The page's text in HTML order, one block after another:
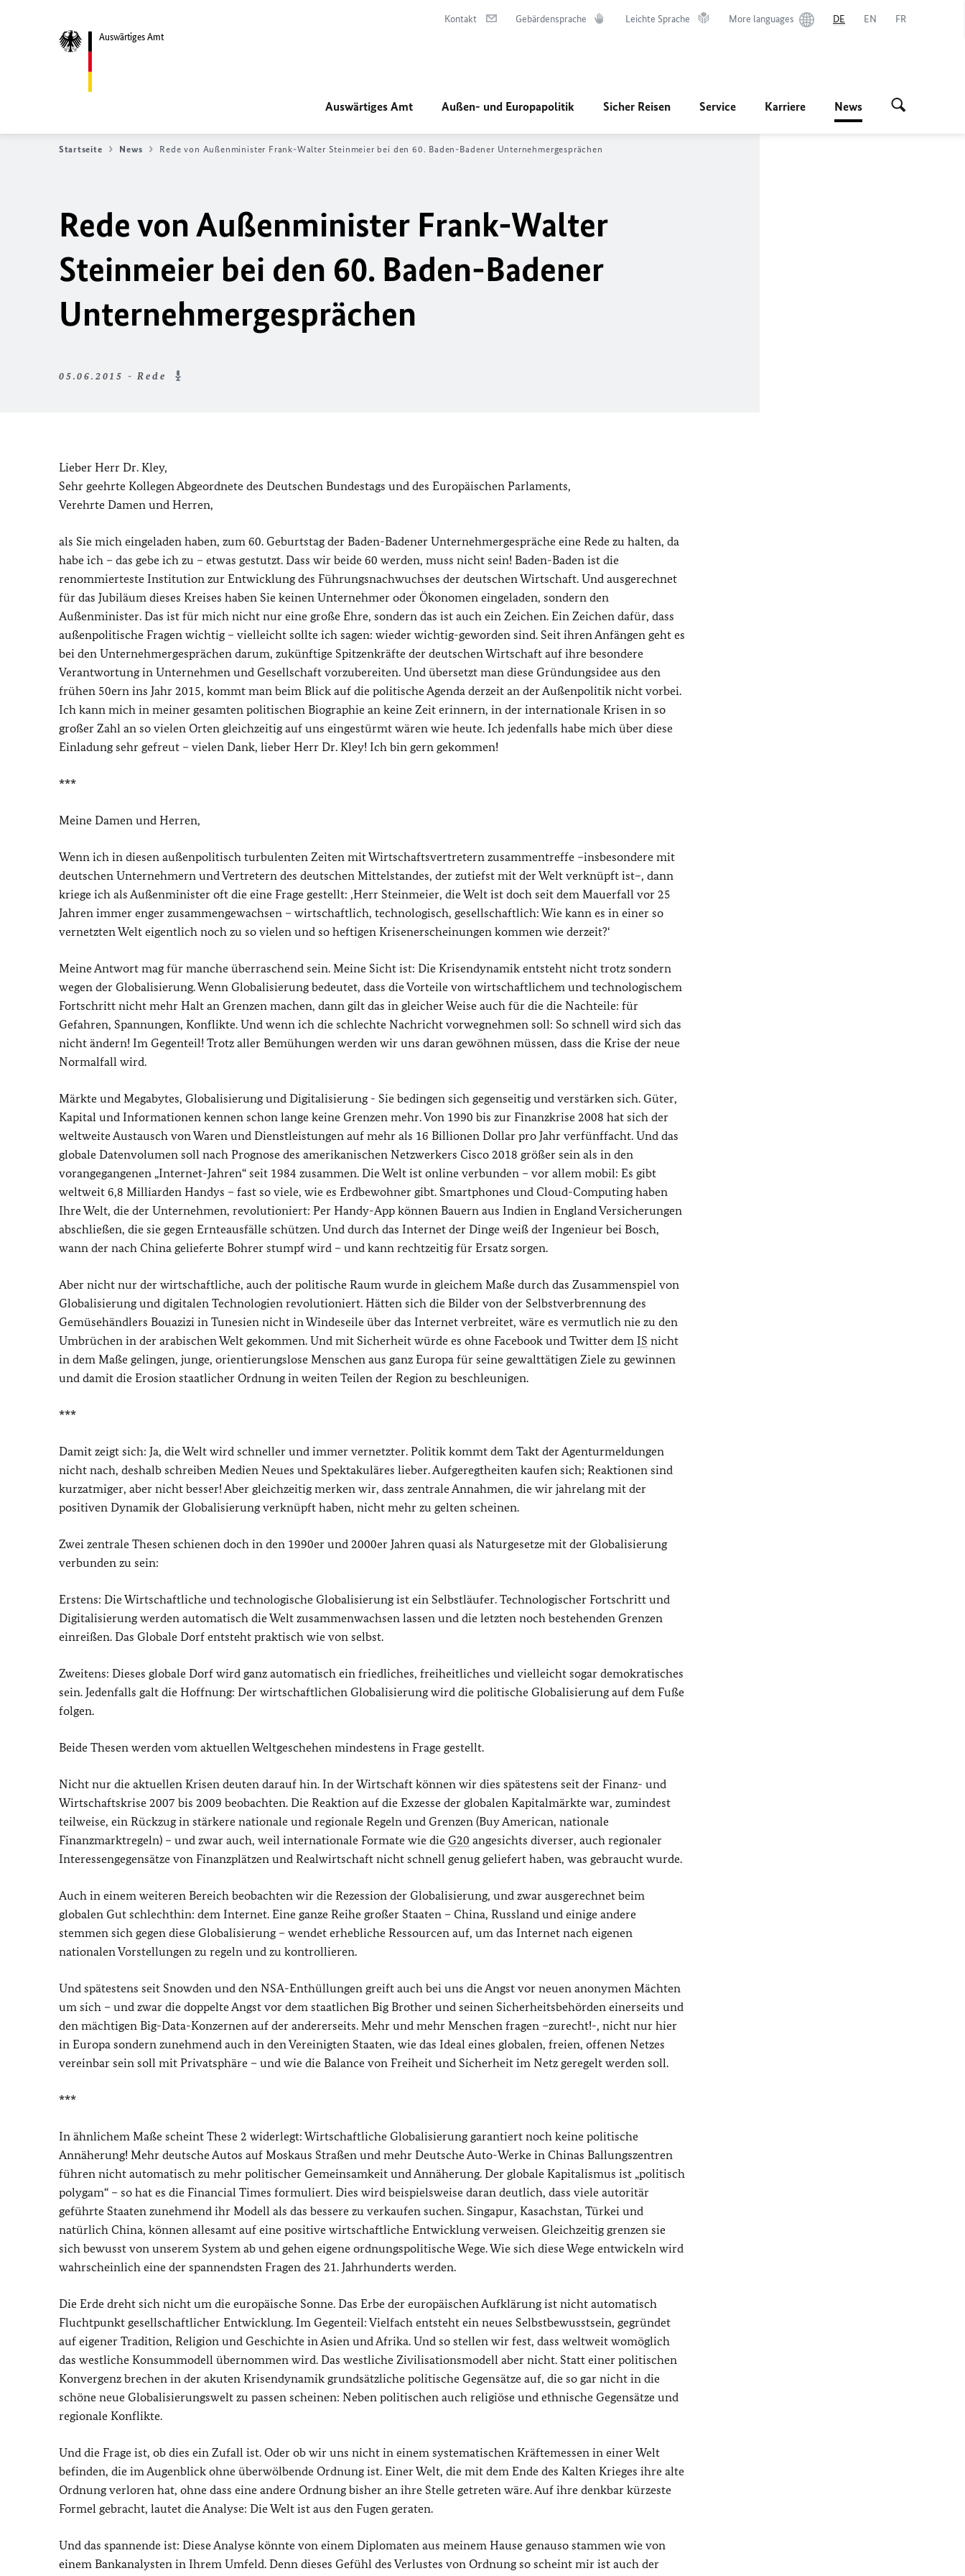
Auswärtiges Amt
Kontakt Gebärdensprache Leichte Sprache More languages DE EN FR
Auswärtiges Amt Außen- und Europapolitik Sicher Reisen Service Karriere News
Startseite News Rede von Außenminister Frank-Walter Steinmeier bei den 60. Baden-Badener Unternehmergesprächen
Rede von Außenminister Frank-Walter
Steinmeier bei den 60. Baden-Badener
Unternehmergesprächen
05.06.2015 - Rede
Lieber Herr Dr. Kley,
Sehr geehrte Kollegen Abgeordnete des Deutschen Bundestags und des Europäischen Parlaments,
Verehrte Damen und Herren,
als Sie mich eingeladen haben, zum 60. Geburtstag der Baden-Badener Unternehmergespräche eine Rede zu halten, da
habe ich – das gebe ich zu – etwas gestutzt. Dass wir beide 60 werden, muss nicht sein! Baden-Baden ist die
renommierteste Institution zur Entwicklung des Führungsnachwuchses der deutschen Wirtschaft. Und ausgerechnet
für das Jubiläum dieses Kreises haben Sie keinen Unternehmer oder Ökonomen eingeladen, sondern den
Außenminister. Das ist für mich nicht nur eine große Ehre, sondern das ist auch ein Zeichen. Ein Zeichen dafür, dass
außenpolitische Fragen wichtig – vielleicht sollte ich sagen: wieder wichtig-geworden sind. Seit ihren Anfängen geht es
bei den Unternehmergesprächen darum, zukünftige Spitzenkräfte der deutschen Wirtschaft auf ihre besondere
Verantwortung in Unternehmen und Gesellschaft vorzubereiten. Und übersetzt man diese Gründungsidee aus den
frühen 50ern ins Jahr 2015, kommt man beim Blick auf die politische Agenda derzeit an der Außenpolitik nicht vorbei.
Ich kann mich in meiner gesamten politischen Biographie an keine Zeit erinnern, in der internationale Krisen in so
großer Zahl an so vielen Orten gleichzeitig auf uns eingestürmt wären wie heute. Ich jedenfalls habe mich über diese
Einladung sehr gefreut – vielen Dank, lieber Herr Dr. Kley! Ich bin gern gekommen!
***
Meine Damen und Herren,
Wenn ich in diesen außenpolitisch turbulenten Zeiten mit Wirtschaftsvertretern zusammentreffe –insbesondere mit
deutschen Unternehmern und Vertretern des deutschen Mittelstandes, der zutiefst mit der Welt verknüpft ist–, dann
kriege ich als Außenminister oft die eine Frage gestellt: ‚Herr Steinmeier, die Welt ist doch seit dem Mauerfall vor 25
Jahren immer enger zusammengewachsen – wirtschaftlich, technologisch, gesellschaftlich: Wie kann es in einer so
vernetzten Welt eigentlich noch zu so vielen und so heftigen Krisenerscheinungen kommen wie derzeit?‘
Meine Antwort mag für manche überraschend sein. Meine Sicht ist: Die Krisendynamik entsteht nicht trotz sondern
wegen der Globalisierung. Wenn Globalisierung bedeutet, dass die Vorteile von wirtschaftlichem und technologischem
Fortschritt nicht mehr Halt an Grenzen machen, dann gilt das in gleicher Weise auch für die die Nachteile: für
Gefahren, Spannungen, Konflikte. Und wenn ich die schlechte Nachricht vorwegnehmen soll: So schnell wird sich das
nicht ändern! Im Gegenteil! Trotz aller Bemühungen werden wir uns daran gewöhnen müssen, dass die Krise der neue
Normalfall wird.
Märkte und Megabytes, Globalisierung und Digitalisierung - Sie bedingen sich gegenseitig und verstärken sich. Güter,
Kapital und Informationen kennen schon lange keine Grenzen mehr. Von 1990 bis zur Finanzkrise 2008 hat sich der
weltweite Austausch von Waren und Dienstleistungen auf mehr als 16 Billionen Dollar pro Jahr verfünffacht. Und das
globale Datenvolumen soll nach Prognose des amerikanischen Netzwerkers Cisco 2018 größer sein als in den
vorangegangenen „Internet-Jahren“ seit 1984 zusammen. Die Welt ist online verbunden – vor allem mobil: Es gibt
weltweit 6,8 Milliarden Handys – fast so viele, wie es Erdbewohner gibt. Smartphones und Cloud-Computing haben
Ihre Welt, die der Unternehmen, revolutioniert: Per Handy-App können Bauern aus Indien in England Versicherungen
abschließen, die sie gegen Ernteausfälle schützen. Und durch das Internet der Dinge weiß der Ingenieur bei Bosch,
wann der nach China gelieferte Bohrer stumpf wird – und kann rechtzeitig für Ersatz sorgen.
Aber nicht nur der wirtschaftliche, auch der politische Raum wurde in gleichem Maße durch das Zusammenspiel von
Globalisierung und digitalen Technologien revolutioniert. Hätten sich die Bilder von der Selbstverbrennung des
Gemüsehändlers Bouazizi in Tunesien nicht in Windeseile über das Internet verbreitet, wäre es vermutlich nie zu den
Umbrüchen in der arabischen Welt gekommen. Und mit Sicherheit würde es ohne Facebook und Twitter dem IS nicht
in dem Maße gelingen, junge, orientierungslose Menschen aus ganz Europa für seine gewalttätigen Ziele zu gewinnen
und damit die Erosion staatlicher Ordnung in weiten Teilen der Region zu beschleunigen.
***
Damit zeigt sich: Ja, die Welt wird schneller und immer vernetzter. Politik kommt dem Takt der Agenturmeldungen
nicht nach, deshalb schreiben Medien Neues und Spektakuläres lieber. Aufgeregtheiten kaufen sich; Reaktionen sind
kurzatmiger, aber nicht besser! Aber gleichzeitig merken wir, dass zentrale Annahmen, die wir jahrelang mit der
positiven Dynamik der Globalisierung verknüpft haben, nicht mehr zu gelten scheinen.
Zwei zentrale Thesen schienen doch in den 1990er und 2000er Jahren quasi als Naturgesetze mit der Globalisierung
verbunden zu sein:
Erstens: Die Wirtschaftliche und technologische Globalisierung ist ein Selbstläufer. Technologischer Fortschritt und
Digitalisierung werden automatisch die Welt zusammenwachsen lassen und die letzten noch bestehenden Grenzen
einreißen. Das Globale Dorf entsteht praktisch wie von selbst.
Zweitens: Dieses globale Dorf wird ganz automatisch ein friedliches, freiheitliches und vielleicht sogar demokratisches
sein. Jedenfalls galt die Hoffnung: Der wirtschaftlichen Globalisierung wird die politische Globalisierung auf dem Fuße
folgen.
Beide Thesen werden vom aktuellen Weltgeschehen mindestens in Frage gestellt.
Nicht nur die aktuellen Krisen deuten darauf hin. In der Wirtschaft können wir dies spätestens seit der Finanz- und
Wirtschaftskrise 2007 bis 2009 beobachten. Die Reaktion auf die Exzesse der globalen Kapitalmärkte war, zumindest
teilweise, ein Rückzug in stärkere nationale und regionale Regeln und Grenzen (Buy American, nationale
Finanzmarktregeln) – und zwar auch, weil internationale Formate wie die G20 angesichts diverser, auch regionaler
Interessengegensätze von Finanzplätzen und Realwirtschaft nicht schnell genug geliefert haben, was gebraucht wurde.
Auch in einem weiteren Bereich beobachten wir die Rezession der Globalisierung, und zwar ausgerechnet beim
globalen Gut schlechthin: dem Internet. Eine ganze Reihe großer Staaten – China, Russland und einige andere
stemmen sich gegen diese Globalisierung – wendet erhebliche Ressourcen auf, um das Internet nach eigenen
nationalen Vorstellungen zu regeln und zu kontrollieren.
Und spätestens seit Snowden und den NSA-Enthüllungen greift auch bei uns die Angst vor neuen anonymen Mächten
um sich – und zwar die doppelte Angst vor dem staatlichen Big Brother und seinen Sicherheitsbehörden einerseits und
den mächtigen Big-Data-Konzernen auf der andererseits. Mehr und mehr Menschen fragen –zurecht!-, nicht nur hier
in Europa sondern zunehmend auch in den Vereinigten Staaten, wie das Ideal eines globalen, freien, offenen Netzes
vereinbar sein soll mit Privatsphäre – und wie die Balance von Freiheit und Sicherheit im Netz geregelt werden soll.
***
In ähnlichem Maße scheint These 2 widerlegt: Wirtschaftliche Globalisierung garantiert noch keine politische
Annäherung! Mehr deutsche Autos auf Moskaus Straßen und mehr Deutsche Auto-Werke in Chinas Ballungszentren
führen nicht automatisch zu mehr politischer Gemeinsamkeit und Annäherung. Der globale Kapitalismus ist „politisch
polygam“ – so hat es die Financial Times formuliert. Dies wird beispielsweise daran deutlich, dass viele autoritär
geführte Staaten zunehmend ihr Modell als das bessere zu verkaufen suchen. Singapur, Kasachstan, Türkei und
natürlich China, können allesamt auf eine positive wirtschaftliche Entwicklung verweisen. Gleichzeitig grenzen sie
sich bewusst von unserem System ab und gehen eigene ordnungspolitische Wege. Wie sich diese Wege entwickeln wird
wahrscheinlich eine der spannendsten Fragen des 21. Jahrhunderts werden.
Die Erde dreht sich nicht um die europäische Sonne. Das Erbe der europäischen Aufklärung ist nicht automatisch
Fluchtpunkt gesellschaftlicher Entwicklung. Im Gegenteil: Vielfach entsteht ein neues Selbstbewusstsein, gegründet
auf eigener Tradition, Religion und Geschichte in Asien und Afrika. Und so stellen wir fest, dass weltweit womöglich
das westliche Konsummodell übernommen wird. Das westliche Zivilisationsmodell aber nicht. Statt einer politischen
Konvergenz brechen in der akuten Krisendynamik grundsätzliche politische Gegensätze auf, die so gar nicht in die
schöne neue Globalisierungswelt zu passen scheinen: Neben politischen auch religiöse und ethnische Gegensätze und
regionale Konflikte.
Und die Frage ist, ob dies ein Zufall ist. Oder ob wir uns nicht in einem systematischen Kräftemessen in einer Welt
befinden, die im Augenblick ohne überwölbende Ordnung ist. Einer Welt, die mit dem Ende des Kalten Krieges ihre alte
Ordnung verloren hat, ohne dass eine andere Ordnung bisher an ihre Stelle getreten wäre. Auf ihre denkbar kürzeste
Formel gebracht, lautet die Analyse: Die Welt ist aus den Fugen geraten.
Und das spannende ist: Diese Analyse könnte von einem Diplomaten aus meinem Hause genauso stammen wie von
einem Bankanalysten in Ihrem Umfeld. Denn dieses Gefühl des Verlustes von Ordnung so scheint mir ist auch der